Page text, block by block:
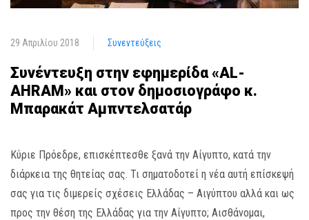
29 Απριλίου 2018 Συνεντεύξεις
Συνέντευξη στην εφημερίδα «AL-
AHRAM» και στον δημοσιογράφο κ.
Μπαρακάτ Αμπντελσατάρ
Κύριε Πρόεδρε, επισκέπτεσθε ξανά την Αίγυπτο, κατά την
διάρκεια της θητείας σας. Τι σηματοδοτεί η νέα αυτή επίσκεψή
σας για τις διμερείς σχέσεις Ελλάδας – Αιγύπτου αλλά και ως
προς την θέση της Ελλάδας για την Αίγυπτο; Αισθάνομαι,